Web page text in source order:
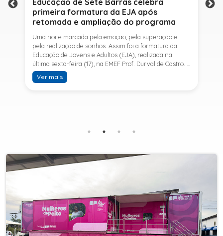
primeira formatura da EJA após
retomada e ampliação do programa
Uma noite marcada pela emoção, pela superação e
pela realização de sonhos. Assim foi a formatura da
Educação de Jovens e Adultos (EJA), realizada na
última sexta-feira (17), na EMEF Prof. Durval de Castro. A
cerimônia celebrou a conclusão dos estudos de 53
alunos e entrou para a história ao marcar a primeira
SESI, ampliando o acesso à educação e oferecendo uma
retomar os estudos.A última turma da Educação de
Jovens e Adultos formada pelo município foi em 2016,
oferecida em Sete Barras e, a partir de agosto de 2025,
passou por uma importante ampliação. Em parceria
com o SESI, a Prefeitura passou a disponibilizar também
o Ensino Fundamental II (6º ao 9º ano) e o Ensino
Médio, ampliando significativamente as oportunidades
para que jovens e adultos concluam sua formação.A
Ver mais